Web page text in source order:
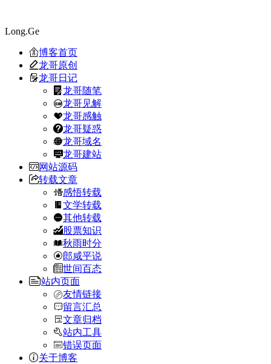
Long.Ge
博客首页
龙哥原创
龙哥日记
龙哥随笔
龙哥见解
龙哥感触
龙哥疑惑
龙哥域名
龙哥建站
网站源码
转载文章
感悟转载
文学转载
其他转载
股票知识
秋雨时分
郎咸平说
世间百态
站内页面
友情链接
留言汇总
文章归档
站内工具
错误页面
关于博客